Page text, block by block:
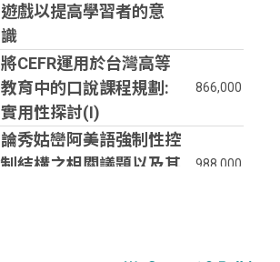
遊戲以提高學習者的意
識
將CEFR運用於台灣高等
教育中的口說課程規劃:
實用性探討(I)
866,000
論秀姑巒阿美語強制性控
制結構之相關議題以及其
988,000